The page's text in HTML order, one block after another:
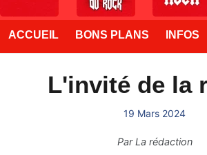
ACCUEIL BONS PLANS INFOS
L'invité de la
19 Mars 2024
ParLa rédaction